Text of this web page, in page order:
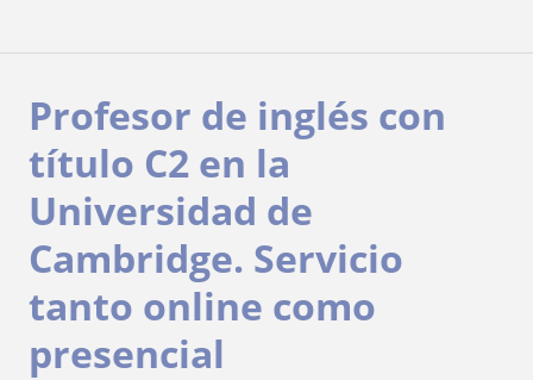
Profesor de inglés con
título C2 en la
Universidad de
Cambridge. Servicio
tanto online como
presencial